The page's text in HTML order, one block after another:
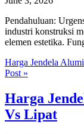
Pendahuluan:
industri konstruksi
elemen estetika.
Harga Jendela
Post »
Harga
Vs Lipat